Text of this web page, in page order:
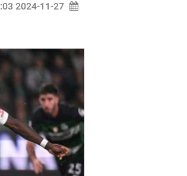
2024-11-27 01:27:03